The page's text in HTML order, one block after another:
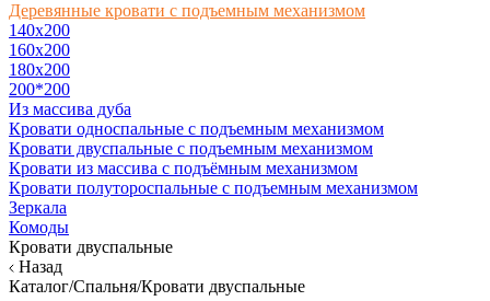
Деревянные кровати с подъемным механизмом
140x200
160х200
180х200
200*200
Из массива дуба
Кровати односпальные с подъемным механизмом
Кровати двуспальные с подъемным механизмом
Кровати из массива с подъёмным механизмом
Кровати полутороспальные с подъемным механизмом
Зеркала
Комоды
Кровати двуспальные
Назад
Каталог/Спальня/Кровати двуспальные